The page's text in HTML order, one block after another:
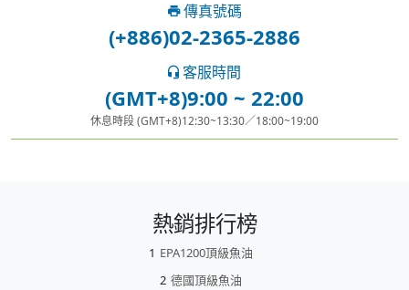
傳真號碼
(+886)02-2365-2886
客服時間
(GMT+8)9:00 ~ 22:00
休息時段 (GMT+8)12:30~13:30／18:00~19:00
熱銷排行榜
EPA1200頂級魚油
德國頂級魚油